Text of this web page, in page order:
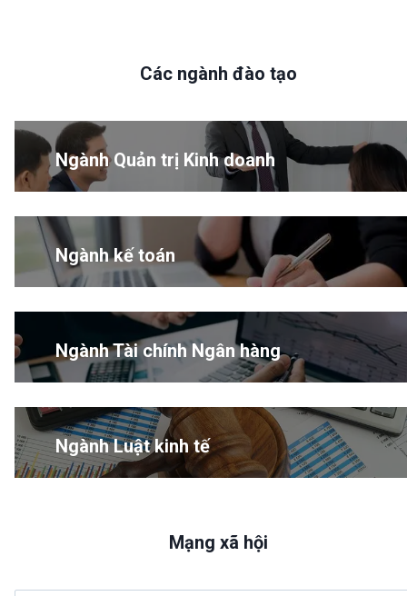
Các ngành đào tạo
Ngành Quản trị Kinh doanh
Ngành kế toán
Ngành Tài chính Ngân hàng
Ngành Luật kinh tế
Mạng xã hội